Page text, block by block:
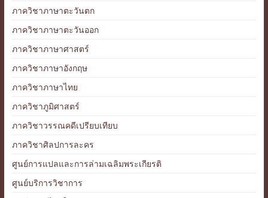
ภาควิชาภาษาตะวันตก
ภาควิชาภาษาตะวันออก
ภาควิชาภาษาศาสตร์
ภาควิชาภาษาอังกฤษ
ภาควิชาภาษาไทย
ภาควิชาภูมิศาสตร์
ภาควิชาวรรณคดีเปรียบเทียบ
ภาควิชาศิลปการละคร
ศูนย์การแปลและการล่ามเฉลิมพระเกียรติ
ศูนย์บริการวิชาการ